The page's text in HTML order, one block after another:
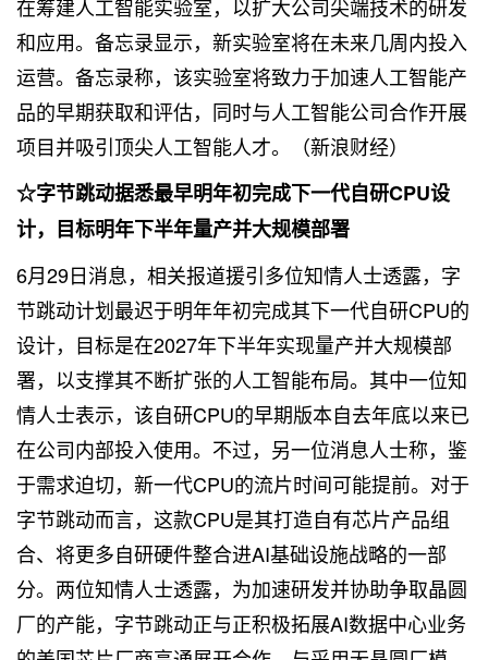
在筹建人工智能实验室，以扩大公司尖端技术的研发
和应用。备忘录显示，新实验室将在未来几周内投入
运营。备忘录称，该实验室将致力于加速人工智能产
品的早期获取和评估，同时与人工智能公司合作开展
项目并吸引顶尖人工智能人才。（新浪财经）
☆字节跳动据悉最早明年初完成下一代自研CPU设
计，目标明年下半年量产并大规模部署
6月29日消息，相关报道援引多位知情人士透露，字
节跳动计划最迟于明年年初完成其下一代自研CPU的
设计，目标是在2027年下半年实现量产并大规模部
署，以支撑其不断扩张的人工智能布局。其中一位知
情人士表示，该自研CPU的早期版本自去年底以来已
在公司内部投入使用。不过，另一位消息人士称，鉴
于需求迫切，新一代CPU的流片时间可能提前。对于
字节跳动而言，这款CPU是其打造自有芯片产品组
合、将更多自研硬件整合进AI基础设施战略的一部
分。两位知情人士透露，为加速研发并协助争取晶圆
厂的产能，字节跳动正与正积极拓展AI数据中心业务